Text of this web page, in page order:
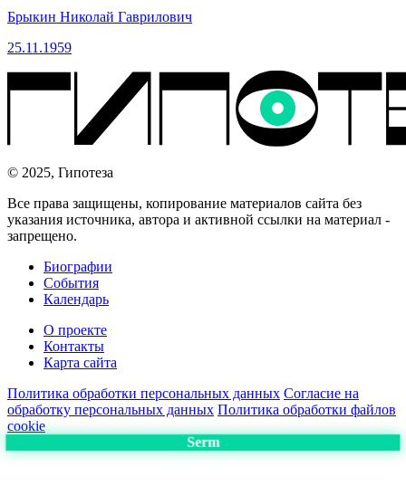
Брыкин Николай Гаврилович
25.11.1959
© 2025, Гипотеза
Все права защищены, копирование материалов сайта без
указания источника, автора и активной ссылки на материал -
запрещено.
Биографии
События
Календарь
О проекте
Контакты
Карта сайта
Политика обработки персональных данных Согласие на
обработку персональных данных Политика обработки файлов
cookie
Serm